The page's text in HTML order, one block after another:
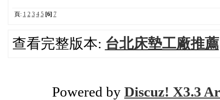
頁: 1 2 3 4 5 [6] 7
查看完整版本: 台北床墊工廠推薦
Powered by Discuz! X3.3